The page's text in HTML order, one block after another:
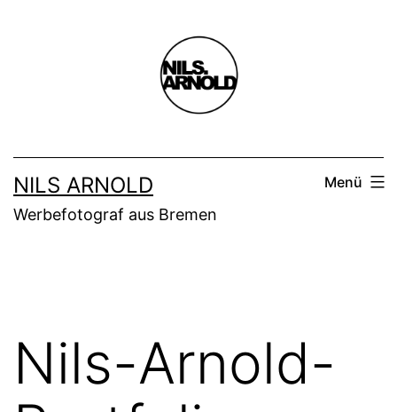
NILS ARNOLD
Werbefotograf aus Bremen
Menü
Nils-Arnold-